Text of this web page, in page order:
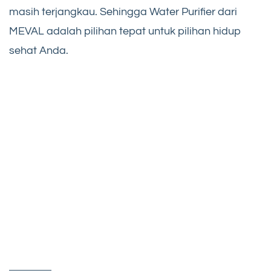
masih terjangkau. Sehingga Water Purifier dari
MEVAL adalah pilihan tepat untuk pilihan hidup
sehat Anda.